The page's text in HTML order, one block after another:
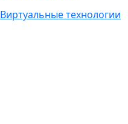
Виртуальные технологии